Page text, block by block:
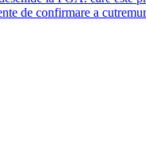
de confirmare a